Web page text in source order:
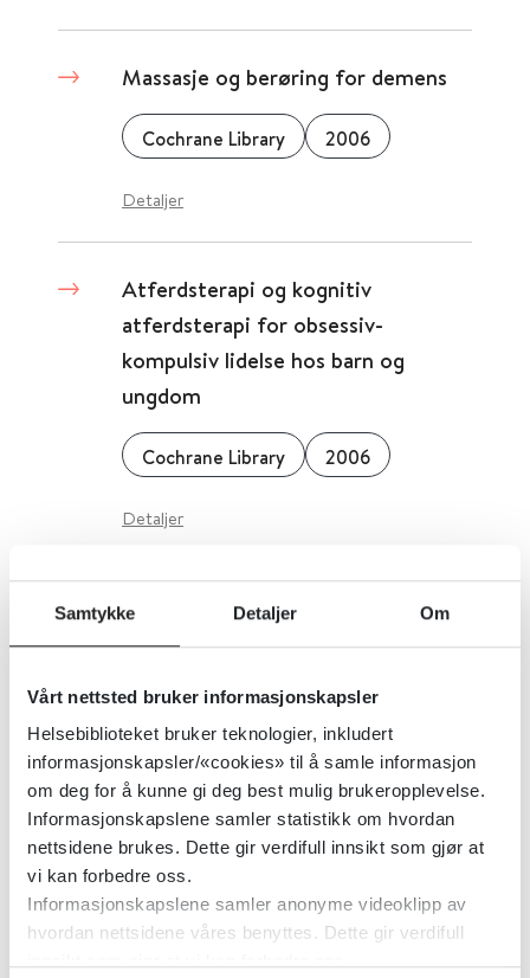
Samtykke Detaljer Om
Vårt nettsted bruker informasjonskapsler
Helsebiblioteket bruker teknologier, inkludert
informasjonskapsler/«cookies» til å samle informasjon
om deg for å kunne gi deg best mulig brukeropplevelse.
Informasjonskapslene samler statistikk om hvordan
nettsidene brukes. Dette gir verdifull innsikt som gjør at
vi kan forbedre oss.
Informasjonskapslene samler anonyme videoklipp av
hvordan nettsidene våres benyttes. Dette gir verdifull
Massasje og berøring for demens
Cochrane Library 2006
Detaljer
Atferdsterapi og kognitiv
atferdsterapi for obsessiv-
kompulsiv lidelse hos barn og
ungdom
Cochrane Library 2006
Detaljer
Rimonabant for overvekt eller
fedme
Cochrane Library 2006
Detaljer
Litium sammenlignet med
antidepressiver i
langtidsbehandling av unipolar
affektiv lidelse